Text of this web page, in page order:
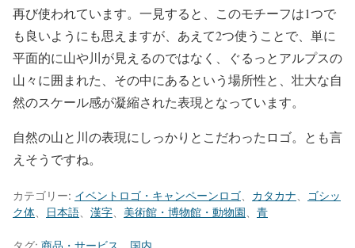
再び使われています。一見すると、このモチーフは1つで
も良いようにも思えますが、あえて2つ使うことで、単に
平面的に山や川が見えるのではなく、ぐるっとアルプスの
山々に囲まれた、その中にあるという場所性と、壮大な自
然のスケール感が凝縮された表現となっています。
自然の山と川の表現にしっかりとこだわったロゴ。とも言
えそうですね。
カテゴリー: イベントロゴ・キャンペーンロゴ カタカナ
ゴシッ
ク体
日本語 漢字 美術館・博物館・動物園 青
タグ: 商品・サービス 国内